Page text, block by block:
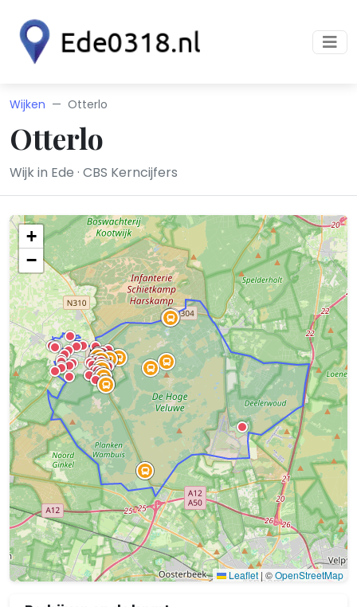
Wijken Otterlo
Otterlo
Wijk in Ede · CBS Kerncijfers
+
−
Leaflet| ©OpenStreetMap